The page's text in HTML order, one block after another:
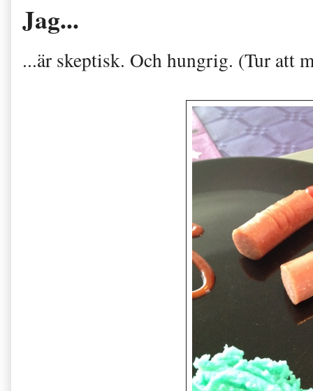
Jag...
...är skeptisk. Och hungrig. (Tur att